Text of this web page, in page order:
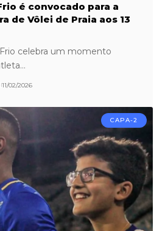
é convocado para a
de Vôlei de Praia aos 13
celebra um momento
11/02/2026
CAPA-2